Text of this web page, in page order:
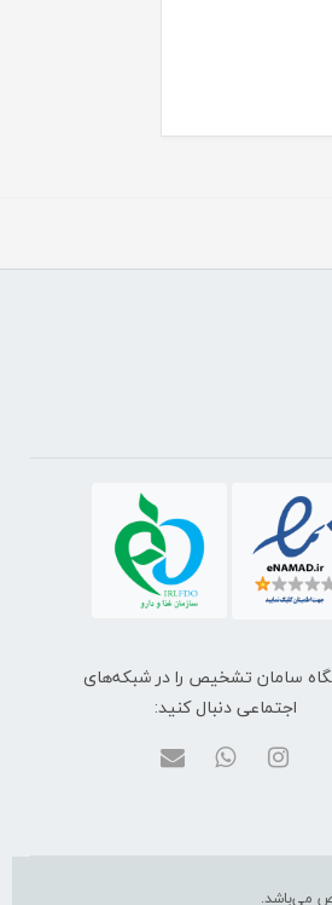
سامان تشخیص را در شبکه‌های
اجتماعی دنبال کنید:
می‌باشد.